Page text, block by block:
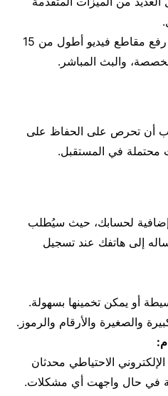
على سبيل المثال، يمكنك الآن رفع مقاطع فيديو أطول من 15
والبث المباشر.
أن تحرص على الحفاظ على
محتملة في المستقبل.
إضافية لحسابك، حيث سيُطلب
إلى هاتفك عند تسجيل
أو يمكن تخمينها بسهولة.
والصغيرة والأرقام والرموز.
الاحتياطي محدثان
في حال واجهت أي مشكلات.